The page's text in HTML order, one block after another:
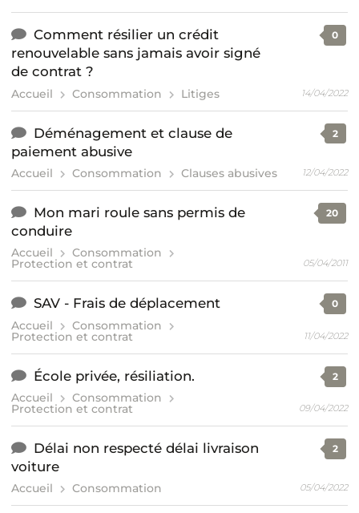
Comment résilier un crédit
renouvelable sans jamais avoir signé
de contrat ?
Accueil Consommation Litiges
0
14/04/2022
Déménagement et clause de
paiement abusive
Accueil Consommation Clauses abusives
2
12/04/2022
Mon mari roule sans permis de
conduire
Accueil Consommation
Protection et contrat
20
05/04/2011
SAV - Frais de déplacement
Accueil Consommation
Protection et contrat
0
11/04/2022
École privée, résiliation.
Accueil Consommation
Protection et contrat
2
09/04/2022
Délai non respecté délai livraison
voiture
Accueil Consommation
2
05/04/2022